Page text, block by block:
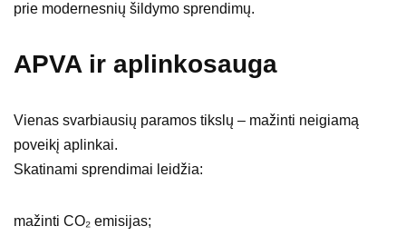
prie modernesnių šildymo sprendimų.
APVA ir aplinkosauga
Vienas svarbiausių paramos tikslų – mažinti neigiamą
poveikį aplinkai.
Skatinami sprendimai leidžia:
mažinti CO₂ emisijas;